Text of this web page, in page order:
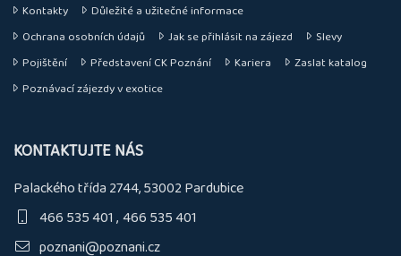
Kontakty
Důležité a užitečné informace
Ochrana osobních údajů
Jak se přihlásit na zájezd
Slevy
Pojištění
Představení CK Poznání Kariera
Zaslat katalog
Poznávací zájezdy v exotice
KONTAKTUJTE NÁS
Palackého třída 2744, 53002 Pardubice
466 535 401 466 535 401
poznani@poznani.cz